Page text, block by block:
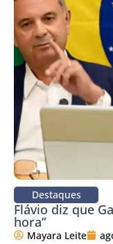
Destaques
Flávio diz que
hora”
Mayara Leite